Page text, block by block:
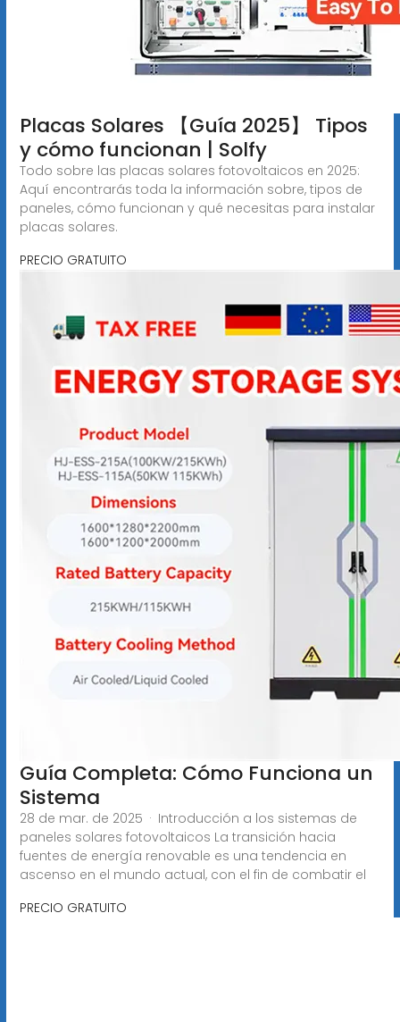
Placas Solares 【Guía 2025】 Tipos
y cómo funcionan | Solfy
Todo sobre las placas solares fotovoltaicos en 2025:
Aquí encontrarás toda la información sobre, tipos de
paneles, cómo funcionan y qué necesitas para instalar
placas solares.
PRECIO GRATUITO
Guía Completa: Cómo Funciona un
Sistema
28 de mar. de 2025 · Introducción a los sistemas de
paneles solares fotovoltaicos La transición hacia
fuentes de energía renovable es una tendencia en
ascenso en el mundo actual, con el fin de combatir el
PRECIO GRATUITO